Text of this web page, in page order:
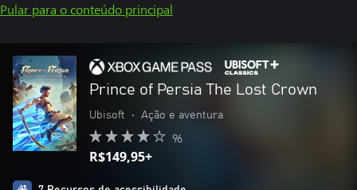
Pular para o conteúdo principal
Prince of Persia The Lost Crown
Ubisoft • Ação e aventura
96
R$149,95+